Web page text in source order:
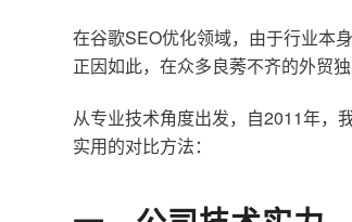
在谷歌SEO优化领域，由于行业本
正因如此，在众多良莠不齐的外贸
从专业技术角度出发，自2011年，
实用的对比方法：